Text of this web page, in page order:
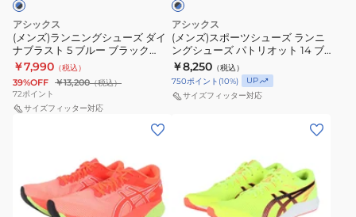
ブ
ル
ー
1011B983.100
ス
ュ
ー
ズ
ダ
イ
ナ
ト
アシックス
(メンズ)ランニングシューズ ダイ
ナブラスト 5 ブルー ブラック
1011B983.400 スニーカー ジョグ
クッション性
￥7,990 （税込）
39%OFF ￥13,200（税込）
72ポイント
サイズフィッター対応
ー
ズ
ラ
ン
ニ
ブ
ル
ー
アシックス
(メンズ)スポーツシューズ ランニ
ングシューズ パトリオット 14 ブ
ラック ブルー 1011C050.005 スニ
ーカー スポーツ
￥8,250 （税込）
750ポイント (10%)
UP
サイズフィッター対応
デ